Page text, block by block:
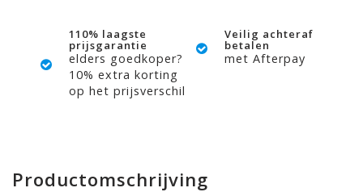
110% laagste
prijsgarantie
elders goedkoper?
10% extra korting
op het prijsverschil
Veilig achteraf
betalen
met Afterpay
Productomschrijving